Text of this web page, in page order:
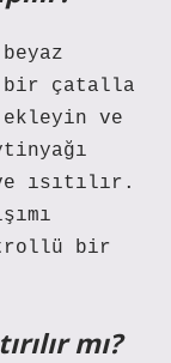
bir çatalla
ve
ısıtılır.
bir
mı?